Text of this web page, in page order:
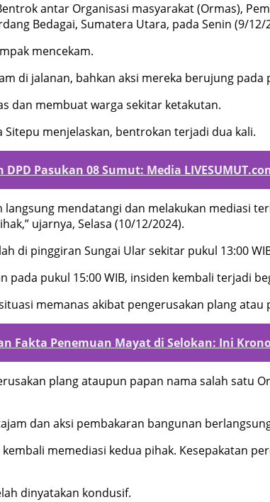
antar Organisasi masyarakat (Ormas),
Bedagai, Sumatera Utara, pada Senin (9/12/
mencekam.
di jalanan, bahkan aksi mereka berujung
dan membuat warga sekitar ketakutan.
Sitepu menjelaskan, bentrokan terjadi dua kali.
Pasukan 08 Sumut: Media
mendatangi dan melakukan mediasi
ujarnya, Selasa (10/12/2024).
di pinggiran Sungai Ular sekitar pukul 13:00
pada pukul 15:00 WIB, insiden kembali terjadi
memanas akibat pengerusakan plang atau
Fakta Penemuan Mayat di Selokan: Ini
plang ataupun papan nama salah satu
dan aksi pembakaran bangunan
memediasi kedua pihak. Kesepakatan
dinyatakan kondusif.